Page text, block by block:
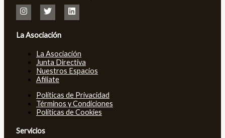
La Asociación
La Asociación
Junta Directiva
Nuestros Espacios
Afiliate
Políticas de Privacidad
Términos y Condiciones
Políticas de Cookies
Servicios